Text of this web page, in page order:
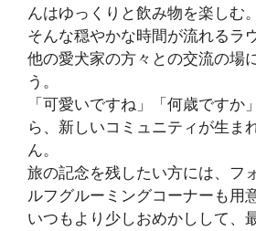
んはゆっくりと飲み物を楽しむ。
そんな穏やかな時間が流れるラ
他の愛犬家の方々との交流の場
う。
「可愛いですね」「何歳ですか
ら、新しいコミュニティが生ま
ん。
旅の記念を残したい方には、フ
ルフグルーミングコーナーも用
いつもより少しおめかしして、